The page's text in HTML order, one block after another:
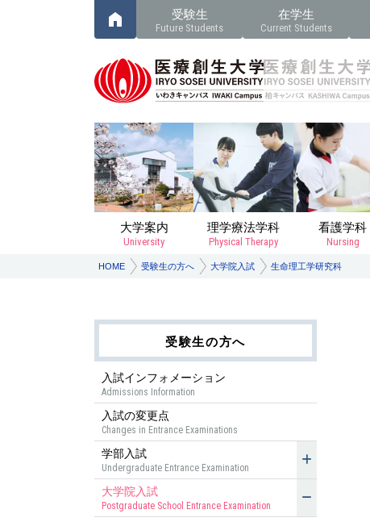
受験生
Future Students
在学生
Current Students
大学案内
University
理学療法学科
Physical Therapy
看護学科
Nursing
HOME 受験生の方へ 大学院入試 生命理工学研究科
受験生の方へ
入試インフォメーション
Admissions Information
入試の変更点
Changes in Entrance Examinations
学部入試
Undergraduate Entrance Examination
大学院入試
Postgraduate School Entrance Examination